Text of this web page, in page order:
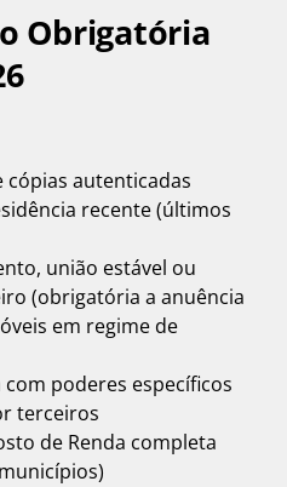
Obrigatória
cópias autenticadas
recente (últimos
união estável ou
(obrigatória a anuência
em regime de
poderes específicos
terceiros
de Renda completa